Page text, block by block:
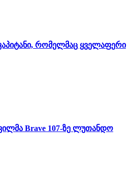
რომელმაც ყველაფერი
Brave 107-ზე ლუთანდო